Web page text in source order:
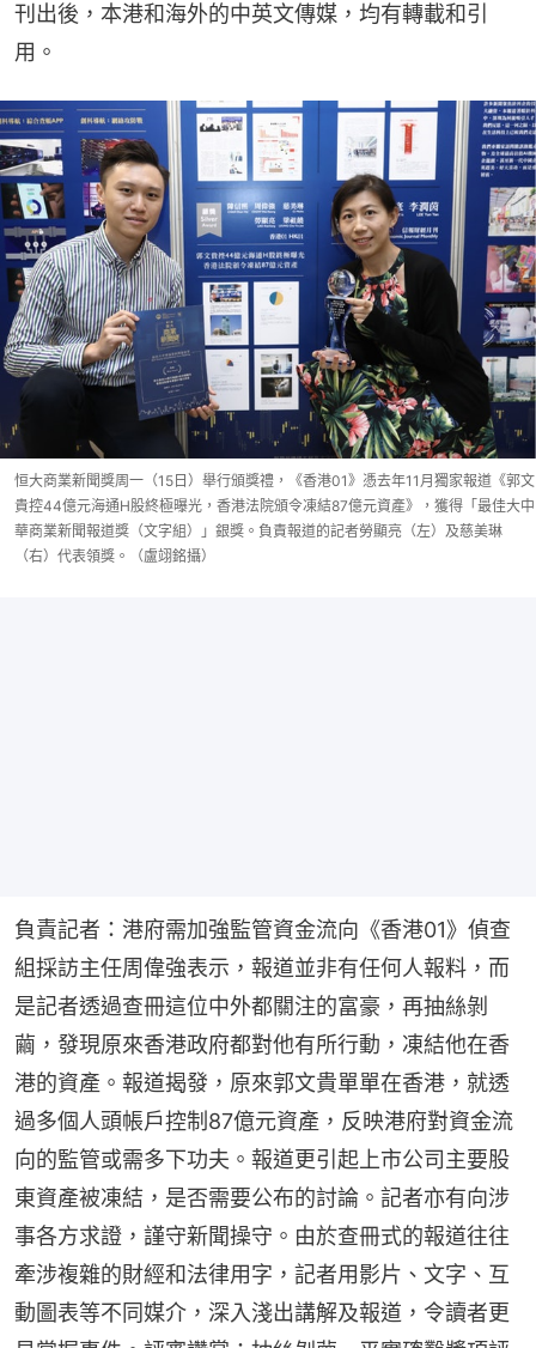
刊出後，本港和海外的中英文傳媒，均有轉載和引
用。
恒大商業新聞獎周一（15日）舉行頒獎禮，《香港01》憑去年11月獨家報道《郭文
貴控44億元海通H股終極曝光，香港法院頒令凍結87億元資產》，獲得「最佳大中
華商業新聞報道獎（文字組）」銀獎。負責報道的記者勞顯亮（左）及慈美琳
（右）代表領獎。（盧翊銘攝）
負責記者：港府需加強監管資金流向《香港01》偵查
組採訪主任周偉強表示，報道並非有任何人報料，而
是記者透過查冊這位中外都關注的富豪，再抽絲剝
繭，發現原來香港政府都對他有所行動，凍結他在香
港的資產。報道揭發，原來郭文貴單單在香港，就透
過多個人頭帳戶控制87億元資產，反映港府對資金流
向的監管或需多下功夫。報道更引起上市公司主要股
東資產被凍結，是否需要公布的討論。記者亦有向涉
事各方求證，謹守新聞操守。由於查冊式的報道往往
牽涉複雜的財經和法律用字，記者用影片、文字、互
動圖表等不同媒介，深入淺出講解及報道，令讀者更